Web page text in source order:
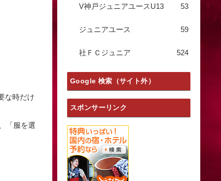
な時だけ
「服を選
V神戸ジュニアユースU13 53
ジュニアユース 59
社ＦＣジュニア 524
Google 検索（サイト外）
スポンサーリンク